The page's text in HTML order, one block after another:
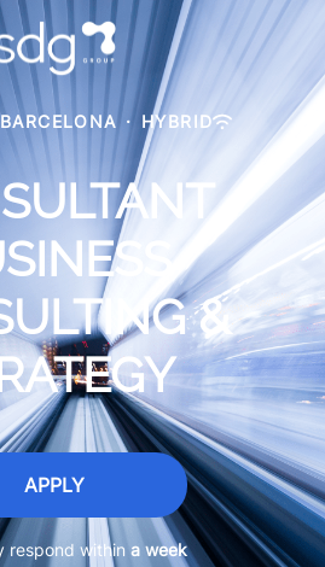
BARCELONA · HYBRID
&
APPLY
respond within a week